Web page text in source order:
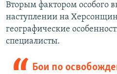
Вторым фактором особого
наступлении на
географические
специалисты.
Бои по